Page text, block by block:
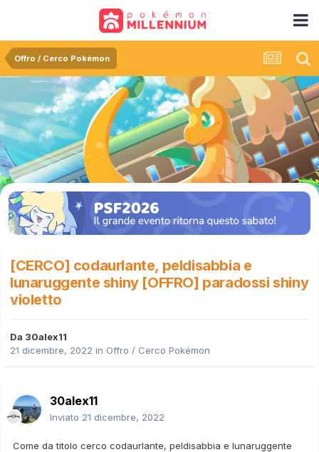
Offro / Cerco Pokémon
[CERCO] codaurlante, peldisabbia e
lunaruggente shiny [OFFRO] paradossi shiny
violetto
Da 30alex11
21 dicembre, 2022 in Offro / Cerco Pokémon
30alex11
Inviato 21 dicembre, 2022
Come da titolo cerco codaurlante, peldisabbia e lunaruggente